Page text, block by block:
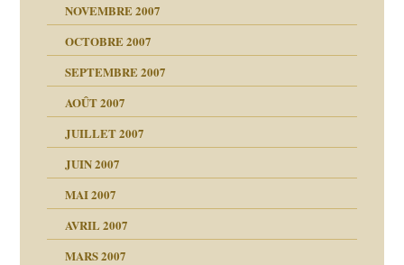
thérapeutiques
à lui
printemps
NOVEMBRE 2007
OCTOBRE 2007
SEPTEMBRE 2007
AOÛT 2007
JUILLET 2007
JUIN 2007
MAI 2007
AVRIL 2007
MARS 2007